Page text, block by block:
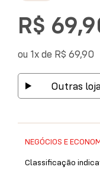
R$
ou 1x de R$ 69,90
Outras
NEGÓCIOS E
Classificação